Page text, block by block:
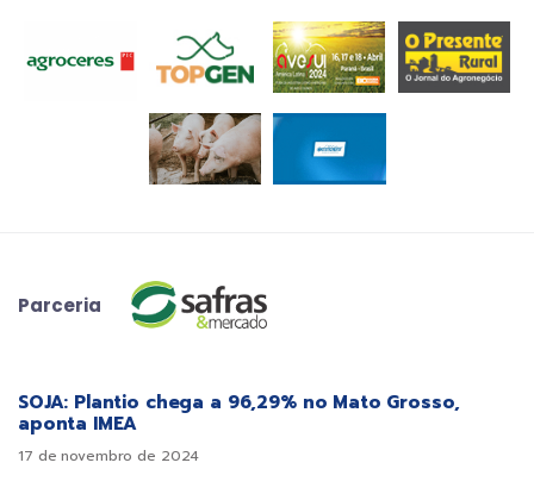
Parceria
SOJA: Plantio chega a 96,29% no Mato Grosso,
aponta IMEA
17 de novembro de 2024